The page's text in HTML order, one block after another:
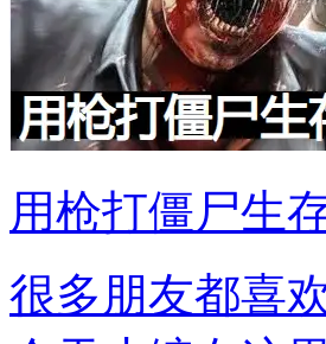
用枪打僵尸生
很多朋友都喜